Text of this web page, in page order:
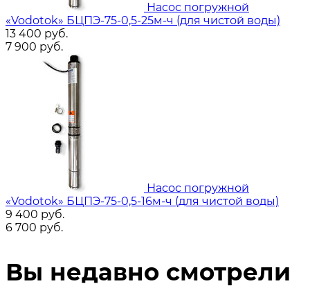
Насос погружной
«Vodotok» БЦПЭ-75-0,5-25м-ч (для чистой воды)
13 400 руб.
7 900 руб.
Насос погружной
«Vodotok» БЦПЭ-75-0,5-16м-ч (для чистой воды)
9 400 руб.
6 700 руб.
Вы недавно смотрели